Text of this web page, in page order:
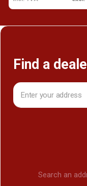
Find a
Search an